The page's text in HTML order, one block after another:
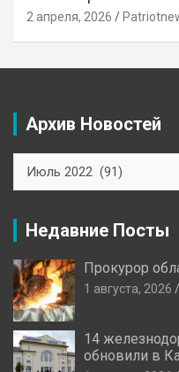
2 апреля, 2026
Архив Новостей
Новостей
Недавние Посты
Прокурор
1 августа, 2026
14
обновили в